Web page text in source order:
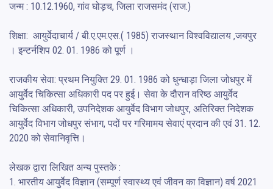
जन्म : 10.12.1960, गांव घोड़च, जिला राजसमंद (राज.)
शिक्षा:  आयुर्वेदाचार्य / बी.ए.एम.एस.( 1985) राजस्थान विश्वविद्यालय ,जयपुर
। इन्टर्नशिप 02. 01. 1986 को पूर्ण ।
राजकीय सेवा: प्रथम नियुक्ति 29. 01. 1986 को धुन्धाड़ा जिला जोधपुर में
आयुर्वेद चिकित्सा अधिकारी पद पर हुई। सेवा के दौरान वरिष्ठ आयुर्वेद
चिकित्सा अधिकारी, उपनिदेशक आयुर्वेद विभाग जोधपुर, अतिरिक्त निदेशक
आयुर्वेद विभाग जोधपुर संभाग, पदों पर गरिमामय सेवाएं प्रदान की एवं 31. 12.
2020 को सेवानिवृत्ति।
लेखक द्वारा लिखित अन्य पुस्तके :
1. भारतीय आयुर्वेद विज्ञान (सम्पूर्ण स्वास्थ्य एवं जीवन का विज्ञान) वर्ष 2021